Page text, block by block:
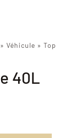
» Véhicule » Top
40L